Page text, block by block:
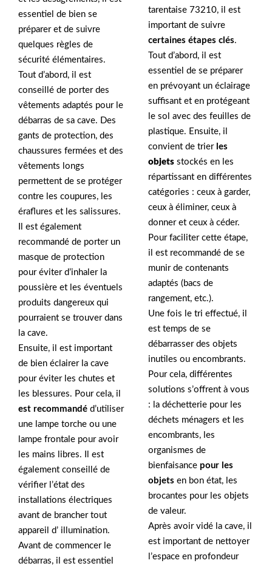
essentiel de bien se
préparer et de suivre
quelques règles de
sécurité élémentaires.
Tout d’abord, il est
conseillé de porter des
vêtements adaptés pour le
débarras de sa cave. Des
gants de protection, des
chaussures fermées et des
vêtements longs
permettent de se protéger
contre les coupures, les
éraflures et les salissures.
Il est également
recommandé de porter un
masque de protection
pour éviter d’inhaler la
poussière et les éventuels
produits dangereux qui
pourraient se trouver dans
la cave.
Ensuite, il est important
de bien éclairer la cave
pour éviter les chutes et
les blessures. Pour cela, il
est recommandé d’utiliser
une lampe torche ou une
lampe frontale pour avoir
les mains libres. Il est
également conseillé de
vérifier l’état des
installations électriques
avant de brancher tout
appareil d’ illumination.
Avant de commencer le
débarras, il est essentiel
tarentaise 73210, il est
important de suivre
certaines étapes clés.
Tout d’abord, il est
essentiel de se préparer
en prévoyant un éclairage
suffisant et en protégeant
le sol avec des feuilles de
plastique. Ensuite, il
convient de trier les
objets stockés en les
répartissant en différentes
catégories : ceux à garder,
ceux à éliminer, ceux à
donner et ceux à céder.
Pour faciliter cette étape,
il est recommandé de se
munir de contenants
adaptés (bacs de
rangement, etc.).
Une fois le tri effectué, il
est temps de se
débarrasser des objets
inutiles ou encombrants.
Pour cela, différentes
solutions s’offrent à vous
: la déchetterie pour les
déchets ménagers et les
encombrants, les
organismes de
bienfaisance pour les
objets en bon état, les
brocantes pour les objets
de valeur.
Après avoir vidé la cave, il
est important de nettoyer
l’espace en profondeur